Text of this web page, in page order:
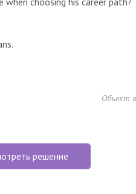
Объект
решение